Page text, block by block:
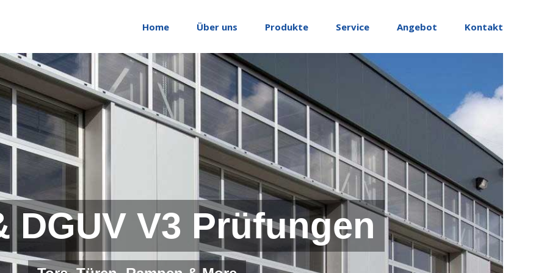
Home Über uns Produkte Service Angebot Kontakt
DGUV V3 Prüfungen